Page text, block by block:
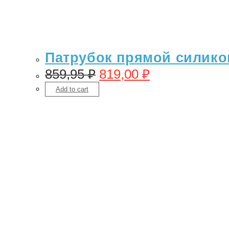
Патрубок прямой
859,95₽ 819,00 ₽
Add to cart